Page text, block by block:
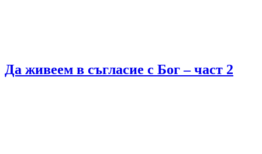
Да живеем в съгласие с Бог – част 2